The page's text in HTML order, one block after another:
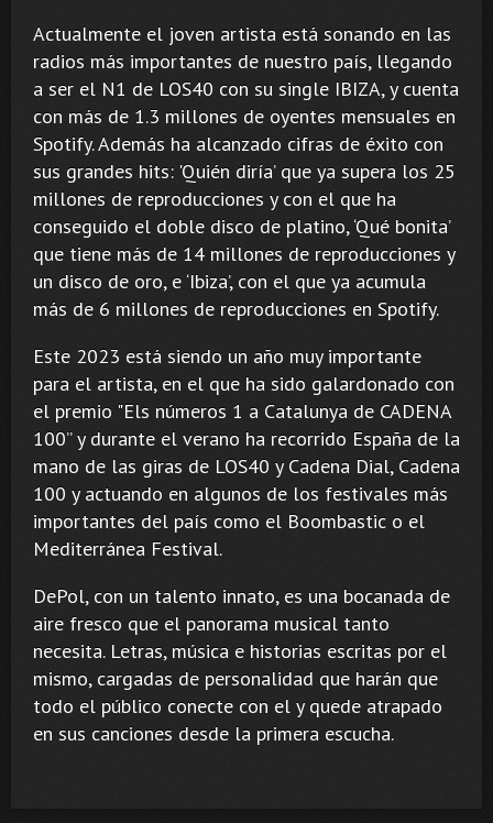
Actualmente el joven artista está sonando en las
radios más importantes de nuestro país, llegando
a ser el N1 de LOS40 con su single IBIZA, y cuenta
con más de 1.3 millones de oyentes mensuales en
Spotify. Además ha alcanzado cifras de éxito con
sus grandes hits: 'Quién diría’ que ya supera los 25
millones de reproducciones y con el que ha
conseguido el doble disco de platino, ‘Qué bonita’
que tiene más de 14 millones de reproducciones y
un disco de oro, e ‘Ibiza’, con el que ya acumula
más de 6 millones de reproducciones en Spotify.
Este 2023 está siendo un año muy importante
para el artista, en el que ha sido galardonado con
el premio "Els números 1 a Catalunya de CADENA
100” y durante el verano ha recorrido España de la
mano de las giras de LOS40 y Cadena Dial, Cadena
100 y actuando en algunos de los festivales más
importantes del país como el Boombastic o el
Mediterránea Festival.
DePol, con un talento innato, es una bocanada de
aire fresco que el panorama musical tanto
necesita. Letras, música e historias escritas por el
mismo, cargadas de personalidad que harán que
todo el público conecte con el y quede atrapado
en sus canciones desde la primera escucha.